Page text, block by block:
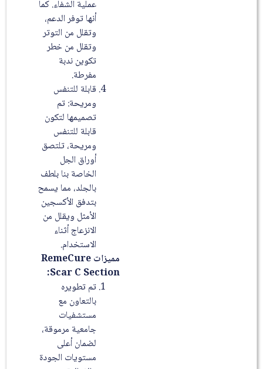
عملية الشفاء. كما
أنها توفر الدعم،
وتقلل من التوتر
وتقلل من خطر
تكوين ندبة
مفرطة.
قابلة للتنفس
ومريحة: تم
تصميمها لتكون
قابلة للتنفس
ومريحة، تلتصق
أوراق الجل
الخاصة بنا بلطف
بالجلد، مما يسمح
بتدفق الأكسجين
الأمثل ويقلل من
الانزعاج أثناء
الاستخدام.
مميزات RemeCure
Scar C Section:
تم تطويره
بالتعاون مع
مستشفيات
جامعية مرموقة،
لضمان أعلى
مستويات الجودة